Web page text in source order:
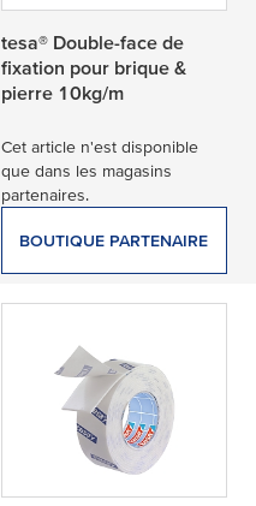
tesa® Double-face de
fixation pour brique &
pierre 10kg/m
Cet article n'est disponible
que dans les magasins
partenaires.
BOUTIQUE PARTENAIRE